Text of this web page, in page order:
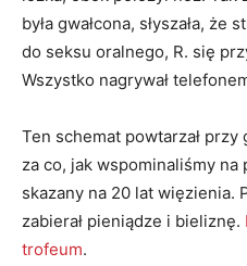
była gwałcona, słyszała, że
do seksu oralnego, R. się
Wszystko nagrywał
Ten schemat powtarzał przy
za co, jak wspominaliśmy na
skazany na 20 lat więzienia.
zabierał pieniądze i bieliznę.
trofeum.